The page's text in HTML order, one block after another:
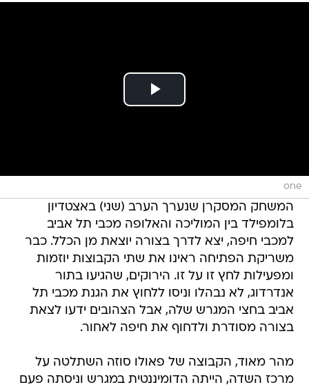
one
המשחק המסקרן שנערך הערב (שני) באצטדיון
בלומפילד בין המוליכה והאלופה מכבי תל אביב
למכבי חיפה, יצא לדרך בצורה יוצאת מן הכלל. כבר
משריקת הפתיחה ראינו את שתי הקבוצות יוזמות
ומפעילות לחץ זו על זו. הירוקים, שהגיעו בתור
אנדרדוג, לא נבהלו וניסו ללחוץ את הגנת מכבי תל
אביב בחצי המגרש שלה, אבל הצהובים ידעו לצאת
בצורה מסודרת ולדחוף את חיפה לאחור.
מהר מאוד, הקבוצה של פאולו סוזה השתלטה על
מרכז השדה, הייתה הדומיננטית במגרש וניסתה פעם